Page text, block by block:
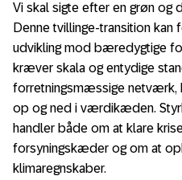
Vi skal sigte efter en grøn og
Denne tvillinge-transition
udvikling mod bæredygtige
kræver skala og entydige
forretningsmæssige netværk,
op og ned i værdikæden.
handler både om at klare
forsyningskæder og om at
klimaregnskaber.